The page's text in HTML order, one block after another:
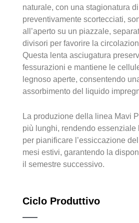
naturale, con una stagionatura
preventivamente scortecciati,
all’aperto su un piazzale,
divisori per favorire la
Questa lenta asciugatura
fessurazioni e mantiene le
legnoso aperte, consentendo
assorbimento del liquido
La produzione della linea Mavi
più lunghi, rendendo essenziale
per pianificare l’essiccazione
mesi estivi, garantendo la
il semestre successivo.
Ciclo Produttivo